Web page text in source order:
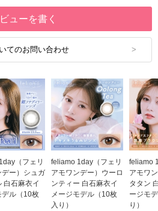
ューを書く
てのお問い合わせ
（フェリ
デー）シュガ
白石麻衣イ
デル（10枚
feliamo 1day（フェリ
アモワンデー）ウーロ
ンティー 白石麻衣イ
メージモデル（10枚
入り）
feliamo
アモワ
タタン
ージモ
り）